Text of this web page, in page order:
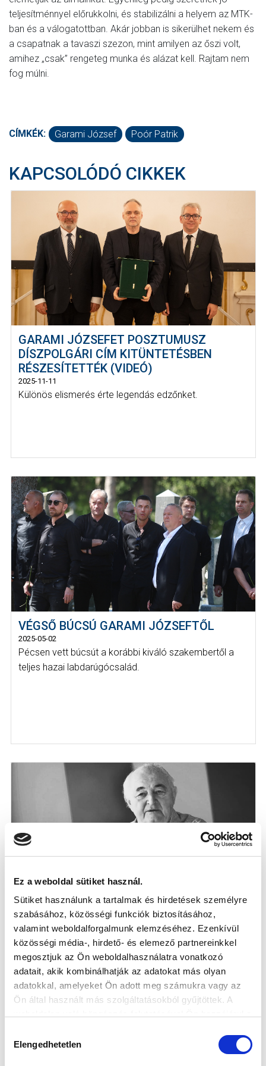
Ez a weboldal sütiket használ.
Sütiket használunk a tartalmak és hirdetések személyre
szabásához, közösségi funkciók biztosításához,
valamint weboldalforgalmunk elemzéséhez. Ezenkívül
közösségi média-, hirdető- és elemező partnereinkkel
megosztjuk az Ön weboldalhasználatra vonatkozó
adatait, akik kombinálhatják az adatokat más olyan
adatokkal, amelyeket Ön adott meg számukra vagy az
Ön által használt más szolgáltatásokból gyűjtöttek. A
kiválasztása
Elengedhetetlen
teljesítménnyel előrukkolni, és stabilizálni a helyem az MTK-
ban és a válogatottban. Akár jobban is sikerülhet nekem és
a csapatnak a tavaszi szezon, mint amilyen az őszi volt,
amihez „csak” rengeteg munka és alázat kell. Rajtam nem
fog múlni.
CÍMKÉK: Garami József Poór Patrik
KAPCSOLÓDÓ CIKKEK
GARAMI JÓZSEFET POSZTUMUSZ
DÍSZPOLGÁRI CÍM KITÜNTETÉSBEN
RÉSZESÍTETTÉK (VIDEÓ)
2025-11-11
Különös elismerés érte legendás edzőnket.
VÉGSŐ BÚCSÚ GARAMI JÓZSEFTŐL
2025-05-02
Pécsen vett búcsút a korábbi kiváló szakembertől a
teljes hazai labdarúgócsalád.
PÉNTEKEN LESZ GARAMI JÓZSEF
TEMETÉSE
2025-04-28
Pécsen vehetünk végső búcsút tőle.